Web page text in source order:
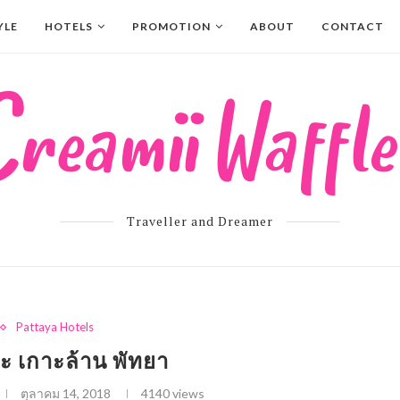
HOTELS PROMOTION ABOUT CONTACT
Traveller and Dreamer
Pattaya Hotels
เกาะล้าน พัทยา
ตุลาคม 14, 2018 4140views